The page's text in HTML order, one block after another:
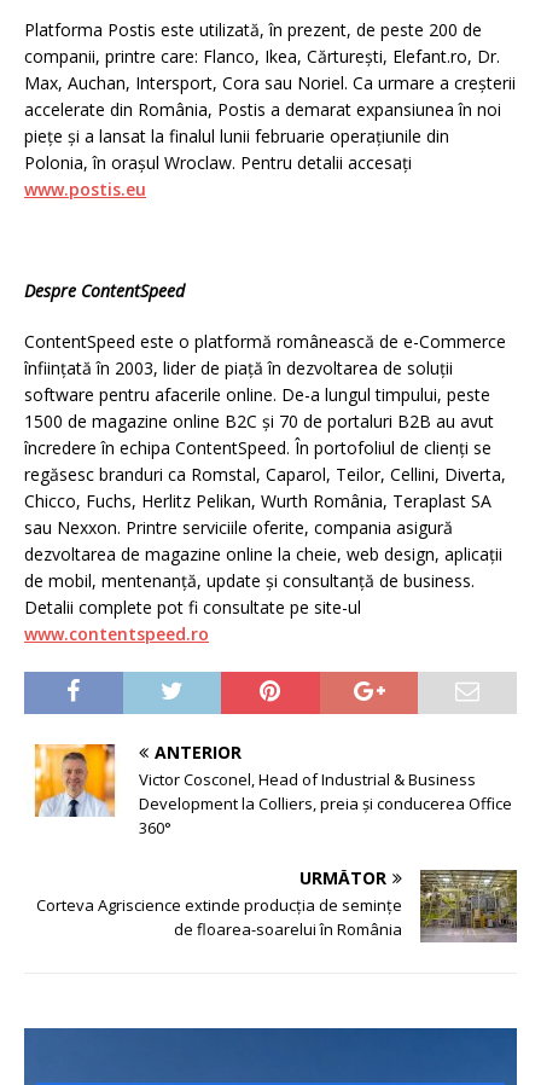
Platforma Postis este utilizată, în prezent, de peste 200 de
companii, printre care: Flanco, Ikea, Cărturești, Elefant.ro, Dr.
Max, Auchan, Intersport, Cora sau Noriel. Ca urmare a creșterii
accelerate din România, Postis a demarat expansiunea în noi
piețe și a lansat la finalul lunii februarie operațiunile din
Polonia, în orașul Wroclaw. Pentru detalii accesați
www.postis.eu
Despre ContentSpeed
ContentSpeed este o platformă românească de e-Commerce
înființată în 2003, lider de piață în dezvoltarea de soluții
software pentru afacerile online. De-a lungul timpului, peste
1500 de magazine online B2C și 70 de portaluri B2B au avut
încredere în echipa ContentSpeed. În portofoliul de clienți se
regăsesc branduri ca Romstal, Caparol, Teilor, Cellini, Diverta,
Chicco, Fuchs, Herlitz Pelikan, Wurth România, Teraplast SA
sau Nexxon. Printre serviciile oferite, compania asigură
dezvoltarea de magazine online la cheie, web design, aplicații
de mobil, mentenanță, update și consultanță de business.
Detalii complete pot fi consultate pe site-ul
www.contentspeed.ro
ANTERIOR
Victor Cosconel, Head of Industrial & Business
Development la Colliers, preia și conducerea Office
360°
URMĂTOR
Corteva Agriscience extinde producția de semințe
de floarea-soarelui în România